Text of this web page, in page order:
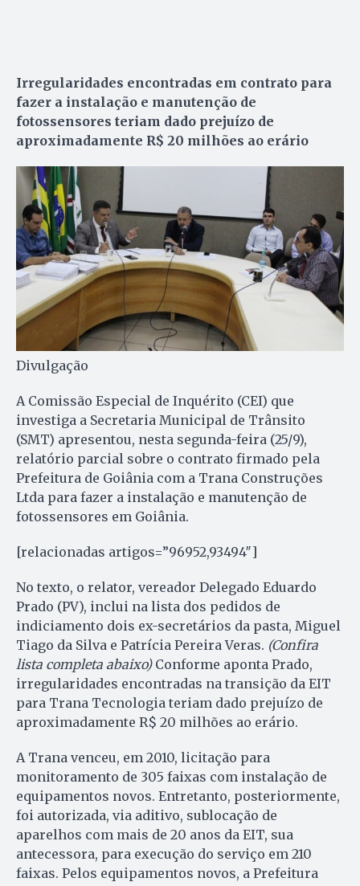
Irregularidades encontradas em contrato para
fazer a instalação e manutenção de
fotossensores teriam dado prejuízo de
aproximadamente R$ 20 milhões ao erário
Divulgação
A Comissão Especial de Inquérito (CEI) que
investiga a Secretaria Municipal de Trânsito
(SMT) apresentou, nesta segunda-feira (25/9),
relatório parcial sobre o contrato firmado pela
Prefeitura de Goiânia com a Trana Construções
Ltda para fazer a instalação e manutenção de
fotossensores em Goiânia.
[relacionadas artigos=”96952,93494″]
No texto, o relator, vereador Delegado Eduardo
Prado (PV), inclui na lista dos pedidos de
indiciamento dois ex-secretários da pasta, Miguel
Tiago da Silva e Patrícia Pereira Veras. (Confira
lista completa abaixo)Conforme aponta Prado,
irregularidades encontradas na transição da EIT
para Trana Tecnologia teriam dado prejuízo de
aproximadamente R$ 20 milhões ao erário.
A Trana venceu, em 2010, licitação para
monitoramento de 305 faixas com instalação de
equipamentos novos. Entretanto, posteriormente,
foi autorizada, via aditivo, sublocação de
aparelhos com mais de 20 anos da EIT, sua
antecessora, para execução do serviço em 210
faixas. Pelos equipamentos novos, a Prefeitura